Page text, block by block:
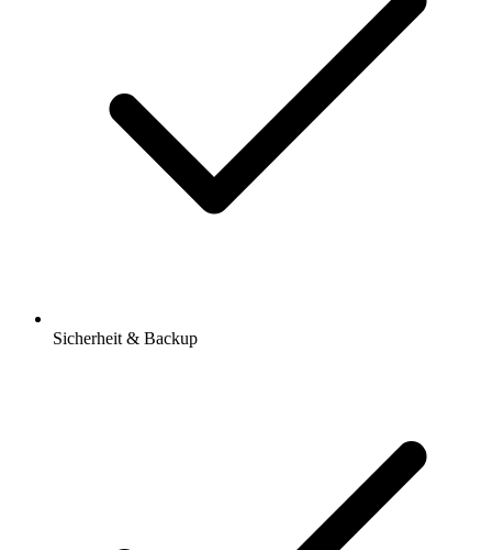
Sicherheit & Backup